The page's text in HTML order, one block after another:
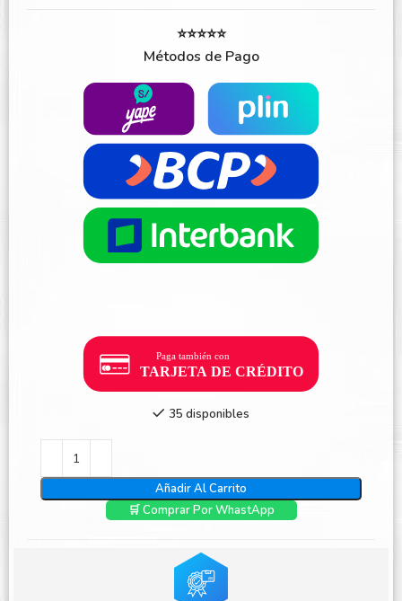
⭐⭐⭐⭐⭐
Métodos de Pago
35 disponibles
Añadir Al Carrito
🛒 Comprar Por WhastApp